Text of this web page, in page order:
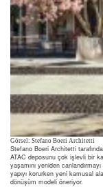
Görsel: Stefano Boeri Architetti
Stefano Boeri Architetti
ATAC deposunu çok işlevli bir
yaşamını yeniden
yapıyı korurken yeni kamusal
dönüşüm modeli öneriyor.